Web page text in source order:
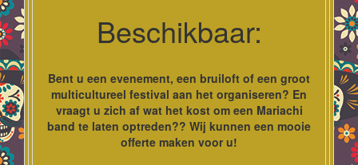
Beschikbaar:
Bent u een evenement, een bruiloft of een groot
multicultureel festival aan het organiseren? En
vraagt u zich af wat het kost om een Mariachi
band te laten optreden?? Wij kunnen een mooie
offerte maken voor u!